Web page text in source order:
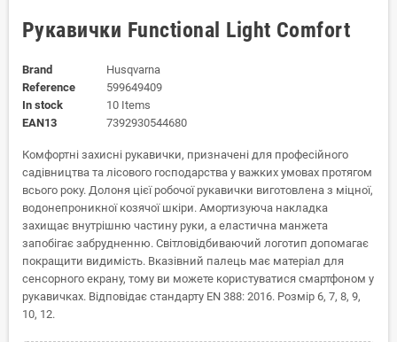
Рукавички Functional Light Comfort
Brand
Husqvarna
Reference
599649409
In stock
10 Items
EAN13
7392930544680
Комфортні захисні рукавички, призначені для професійного
садівництва та лісового господарства у важких умовах протягом
всього року. Долоня цієї робочої рукавички виготовлена ​​з міцної,
водонепроникної козячої шкіри. Амортизуюча накладка
захищає внутрішню частину руки, а еластична манжета
запобігає забрудненню. Світловідбиваючий логотип допомагає
покращити видимість. Вказівний палець має матеріал для
сенсорного екрану, тому ви можете користуватися смартфоном у
рукавичках. Відповідає стандарту EN 388: 2016. Розмір 6, 7, 8, 9,
10, 12.